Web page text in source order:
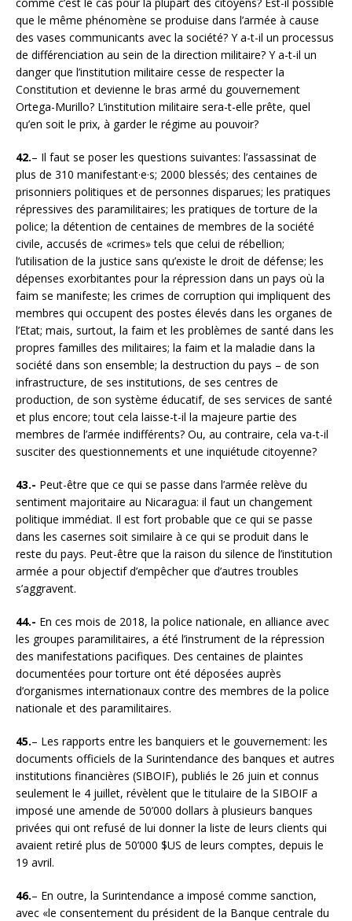
que le même phénomène se produise dans l’armée à cause
des vases communicants avec la société? Y a-t-il un processus
de différenciation au sein de la direction militaire? Y a-t-il un
danger que l’institution militaire cesse de respecter la
Constitution et devienne le bras armé du gouvernement
Ortega-Murillo? L’institution militaire sera-t-elle prête, quel
qu’en soit le prix, à garder le régime au pouvoir?
42.– Il faut se poser les questions suivantes: l’assassinat de
plus de 310 manifestant·e·s; 2000 blessés; des centaines de
prisonniers politiques et de personnes disparues; les pratiques
répressives des paramilitaires; les pratiques de torture de la
police; la détention de centaines de membres de la société
civile, accusés de «crimes» tels que celui de rébellion;
l’utilisation de la justice sans qu’existe le droit de défense; les
dépenses exorbitantes pour la répression dans un pays où la
faim se manifeste; les crimes de corruption qui impliquent des
membres qui occupent des postes élevés dans les organes de
l’Etat; mais, surtout, la faim et les problèmes de santé dans les
propres familles des militaires; la faim et la maladie dans la
société dans son ensemble; la destruction du pays – de son
infrastructure, de ses institutions, de ses centres de
production, de son système éducatif, de ses services de santé
et plus encore; tout cela laisse-t-il la majeure partie des
membres de l’armée indifférents? Ou, au contraire, cela va-t-il
susciter des questionnements et une inquiétude citoyenne?
43.- Peut-être que ce qui se passe dans l’armée relève du
sentiment majoritaire au Nicaragua: il faut un changement
politique immédiat. Il est fort probable que ce qui se passe
dans les casernes soit similaire à ce qui se produit dans le
reste du pays. Peut-être que la raison du silence de l’institution
armée a pour objectif d’empêcher que d’autres troubles
s’aggravent.
44.- En ces mois de 2018, la police nationale, en alliance avec
les groupes paramilitaires, a été l’instrument de la répression
des manifestations pacifiques. Des centaines de plaintes
documentées pour torture ont été déposées auprès
d’organismes internationaux contre des membres de la police
nationale et des paramilitaires.
45.– Les rapports entre les banquiers et le gouvernement: les
documents officiels de la Surintendance des banques et autres
institutions financières (SIBOIF), publiés le 26 juin et connus
seulement le 4 juillet, révèlent que le titulaire de la SIBOIF a
imposé une amende de 50’000 dollars à plusieurs banques
privées qui ont refusé de lui donner la liste de leurs clients qui
avaient retiré plus de 50’000 $US de leurs comptes, depuis le
19 avril.
46.– En outre, la Surintendance a imposé comme sanction,
avec «le consentement du président de la Banque centrale du